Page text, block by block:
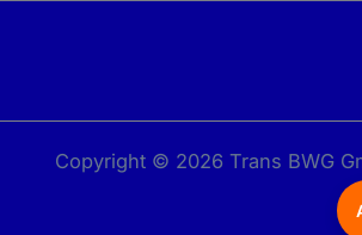
Copyright © 2026 Trans BWG